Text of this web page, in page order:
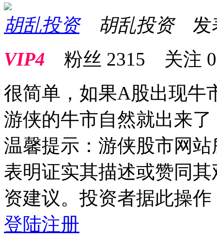
胡乱投资
胡乱投资发
VIP4 粉丝 2315 关注 0
很简单，如果A股出现牛
游侠的牛市自然就出来了
温馨提示：游侠股市网
表明证实其描述或赞同
资建议。投资者据此操
登陆注册